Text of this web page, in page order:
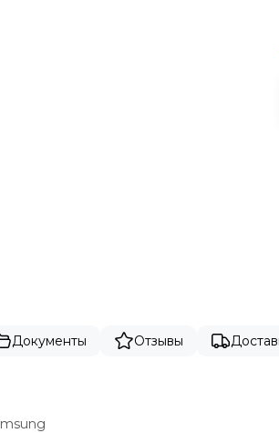
Документы Отзывы